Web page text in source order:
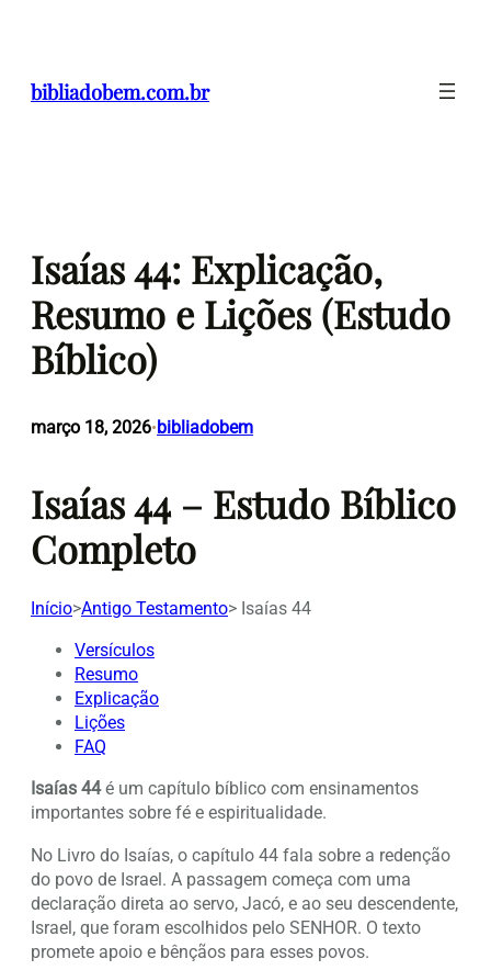
conteúdo
bibliadobem.com.br
Isaías 44: Explicação,
Resumo e Lições (Estudo
Bíblico)
março 18, 2026•bibliadobem
Isaías 44 – Estudo Bíblico
Completo
Início>Antigo Testamento> Isaías 44
Versículos
Resumo
Explicação
Lições
FAQ
Isaías 44é um capítulo bíblico com ensinamentos
importantes sobre fé e espiritualidade.
No Livro do Isaías, o capítulo 44 fala sobre a redenção
do povo de Israel. A passagem começa com uma
declaração direta ao servo, Jacó, e ao seu descendente,
Israel, que foram escolhidos pelo SENHOR. O texto
promete apoio e bênçãos para esses povos.